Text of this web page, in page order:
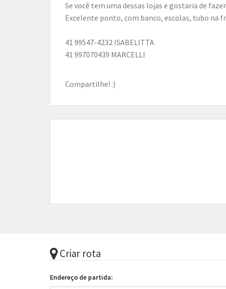
Se você tem uma dessas lojas e gostaria de
Excelente ponto, com banco, escolas, tubo na
41 99547-4232 ISABELITTA
41 997070439 MARCELLI
Compartilhe! :)
Criar rota
Endereço de partida: